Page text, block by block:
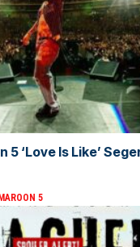
‘Love Is Like’
5